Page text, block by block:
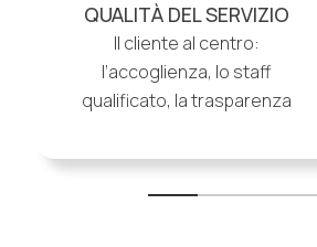
QUALITÀ DEL SERVIZIO
Il cliente al centro:
l’accoglienza, lo staff
qualificato, la trasparenza